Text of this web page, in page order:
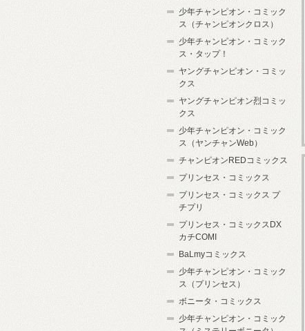
少年チャンピオン・コミック
ス（チャンピオンクロス）
少年チャンピオン・コミック
ス・タップ！
ヤングチャンピオン・コミッ
クス
ヤングチャンピオン烈コミッ
クス
少年チャンピオン・コミック
ス（ヤンチャンWeb）
チャンピオンREDコミックス
プリンセス・コミックス
プリンセス・コミックス プ
チプリ
プリンセス・コミックスDX
カチCOMI
BaLmyコミックス
少年チャンピオン・コミック
ス（プリンセス）
ボニータ・コミックス
少年チャンピオン・コミック